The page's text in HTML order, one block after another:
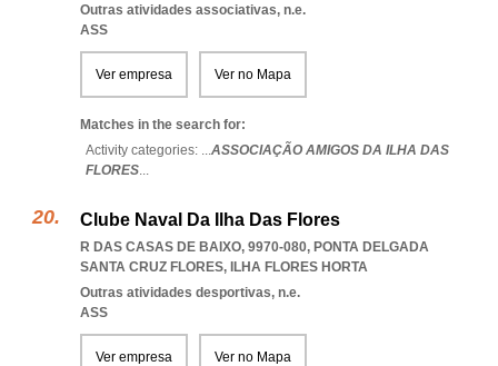
Outras atividades associativas, n.e.
ASS
Ver empresa Ver no Mapa
Matches in the search for:
Activity categories: ...ASSOCIAÇÃO AMIGOS DA ILHA DAS
FLORES...
Clube Naval Da Ilha Das Flores
R DAS CASAS DE BAIXO, 9970-080, PONTA DELGADA
SANTA CRUZ FLORES, ILHA FLORES HORTA
Outras atividades desportivas, n.e.
ASS
Ver empresa Ver no Mapa